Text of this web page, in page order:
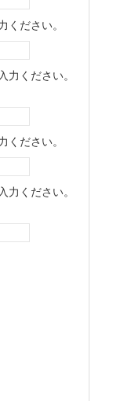
ださい。
ください。
ださい。
ください。